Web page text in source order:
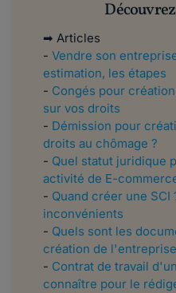
➡ Articles
- Vendre son
estimation, les étapes
- Congés pour
sur vos droits
- Démission pour
droits au chômage ?
- Quel statut juridique
activité de E-
- Quand créer une SCI
inconvénients
- Quels sont les
création de
- Contrat de travail
connaître pour le